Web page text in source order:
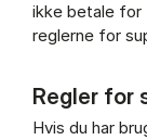
ikke betale
reglerne for
Regler for
Hvis du har